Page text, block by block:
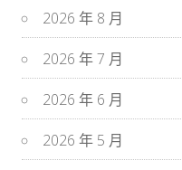
2026 年 8 月
2026 年 7 月
2026 年 6 月
2026 年 5 月